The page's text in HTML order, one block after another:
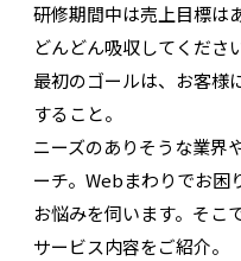
研修期間中は売上目標は
どんどん吸収してくださ
最初のゴールは、お客様
すること。
ニーズのありそうな業界
ーチ。Webまわりでお困
お悩みを伺います。そこ
サービス内容をご紹介。